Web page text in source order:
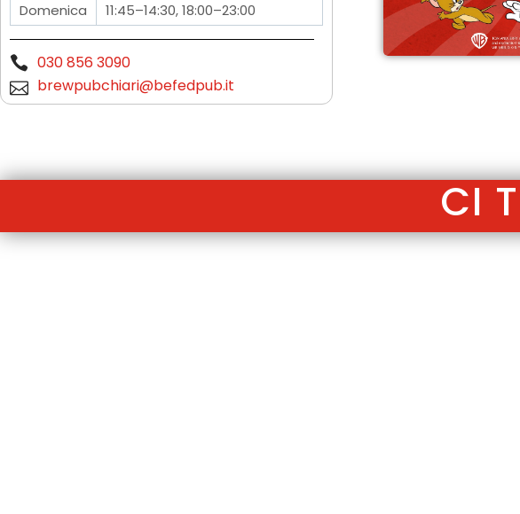
Domenica
11:45–14:30, 18:00–23:00
030 856 3090
brewpubchiari@befedpub.it
CI